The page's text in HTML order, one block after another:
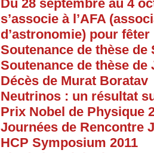
Du 28 septembre au 4
s’associe à l’AFA
d’astronomie) pour fêter
Soutenance de thèse
Soutenance de thèse
Décès de Murat Boratav
Neutrinos : un résultat
Prix Nobel de Physique
Journées de Rencontre
HCP Symposium 2011